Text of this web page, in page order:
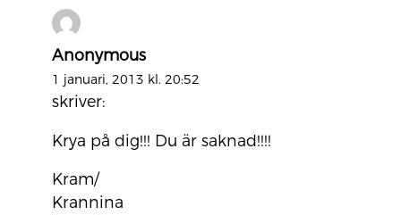
Anonymous
1 januari, 2013 kl. 20:52
skriver:
Krya på dig!!! Du är saknad!!!!
Kram/
Krannina